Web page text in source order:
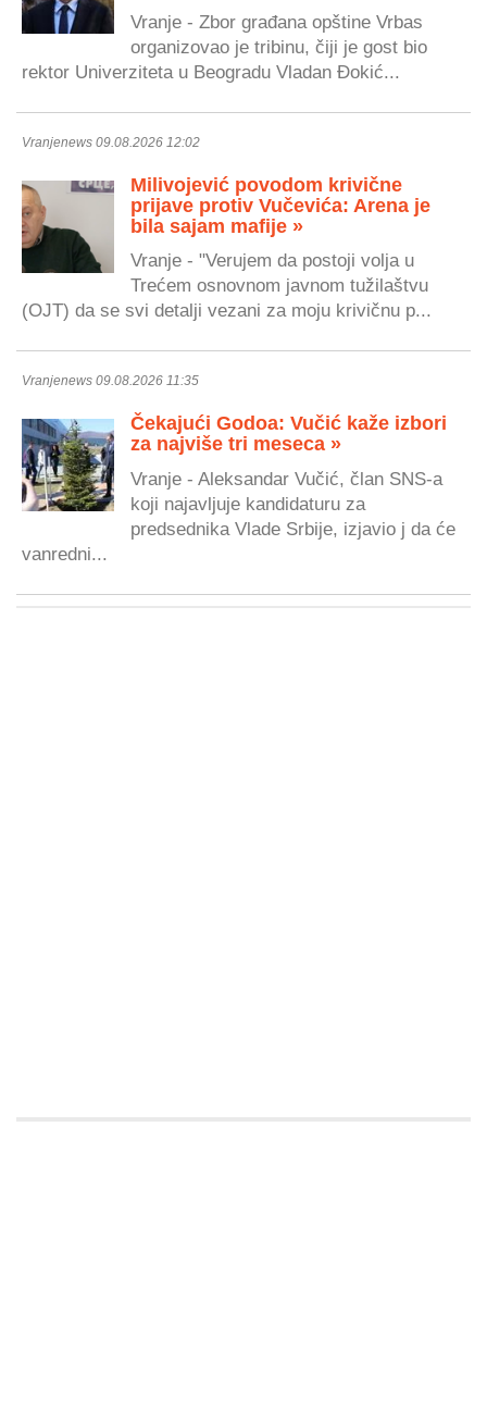
Vranje - Zbor građana opštine Vrbas
organizovao je tribinu, čiji je gost bio
rektor Univerziteta u Beogradu Vladan Đokić...
Vranjenews 09.08.2026 12:02
Milivojević povodom krivične
prijave protiv Vučevića: Arena je
bila sajam mafije »
Vranje - "Verujem da postoji volja u
Trećem osnovnom javnom tužilaštvu
(OJT) da se svi detalji vezani za moju krivičnu p...
Vranjenews 09.08.2026 11:35
Čekajući Godoa: Vučić kaže izbori
za najviše tri meseca »
Vranje - Aleksandar Vučić, član SNS-a
koji najavljuje kandidaturu za
predsednika Vlade Srbije, izjavio j da će
vanredni...